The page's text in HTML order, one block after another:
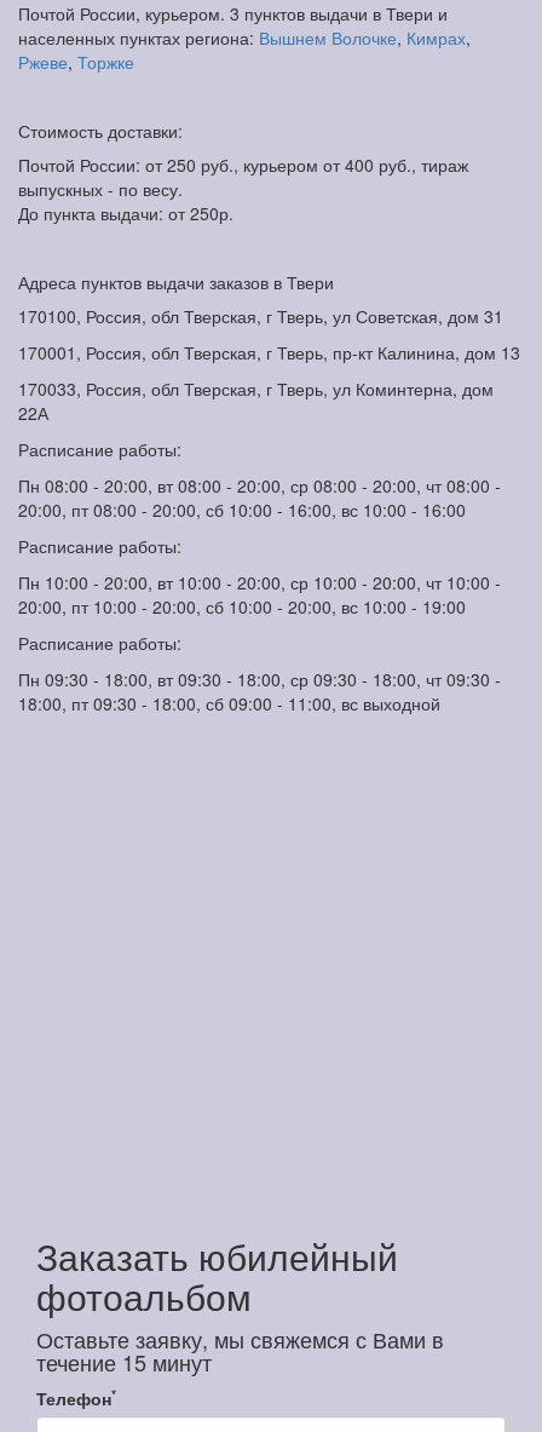
Почтой России, курьером. 3 пунктов выдачи в Твери и
населенных пунктах региона: Вышнем Волочке, Кимрах,
Ржеве, Торжке
Стоимость доставки:
Почтой России: от 250 руб., курьером от 400 руб., тираж
выпускных - по весу.
До пункта выдачи: от 250р.
Адреса пунктов выдачи заказов в Твери
170100, Россия, обл Тверская, г Тверь, ул Советская, дом 31
170001, Россия, обл Тверская, г Тверь, пр-кт Калинина, дом 13
170033, Россия, обл Тверская, г Тверь, ул Коминтерна, дом
22А
Расписание работы:
Пн 08:00 - 20:00, вт 08:00 - 20:00, ср 08:00 - 20:00, чт 08:00 -
20:00, пт 08:00 - 20:00, сб 10:00 - 16:00, вс 10:00 - 16:00
Расписание работы:
Пн 10:00 - 20:00, вт 10:00 - 20:00, ср 10:00 - 20:00, чт 10:00 -
20:00, пт 10:00 - 20:00, сб 10:00 - 20:00, вс 10:00 - 19:00
Расписание работы:
Пн 09:30 - 18:00, вт 09:30 - 18:00, ср 09:30 - 18:00, чт 09:30 -
18:00, пт 09:30 - 18:00, сб 09:00 - 11:00, вс выходной
Заказать юбилейный
фотоальбом
Оставьте заявку, мы свяжемся с Вами в
течение 15 минут
Телефон*